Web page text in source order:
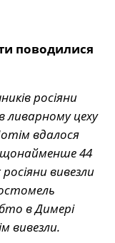
поводилися
росіяни
ливарному цеху
вдалося
44
вивезли
в Димері
вивезли.